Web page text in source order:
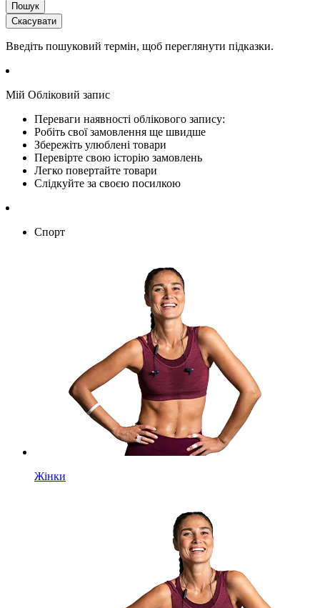
Пошук
Скасувати
Введіть пошуковий термін, щоб переглянути підказки.
Мій Обліковий запис
Переваги наявності облікового запису:
Робіть свої замовлення ще швидше
Збережіть улюблені товари
Перевірте свою історію замовлень
Легко повертайте товари
Слідкуйте за своєю посилкою
Спорт
Жінки